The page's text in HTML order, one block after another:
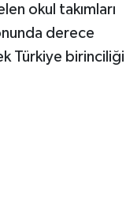
okul takımları
derece
Türkiye birinciliği